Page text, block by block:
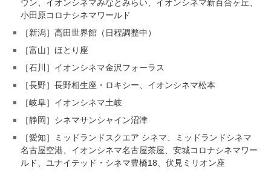
ウン、イオンシネマみなとみらい、イオンシネマ新百合ヶ丘、
小田原コロナシネマワールド
［新潟］高田世界館（日程調整中）
［富山］ほとり座
［石川］イオンシネマ金沢フォーラス
［長野］長野相生座・ロキシー、イオンシネマ松本
［岐阜］イオンシネマ土岐
［静岡］シネマサンシャイン沼津
［愛知］ミッドランドスクエア シネマ、ミッドランドシネマ
名古屋空港、イオンシネマ名古屋茶屋、安城コロナシネマワー
ルド、ユナイテッド・シネマ豊橋18、伏見ミリオン座